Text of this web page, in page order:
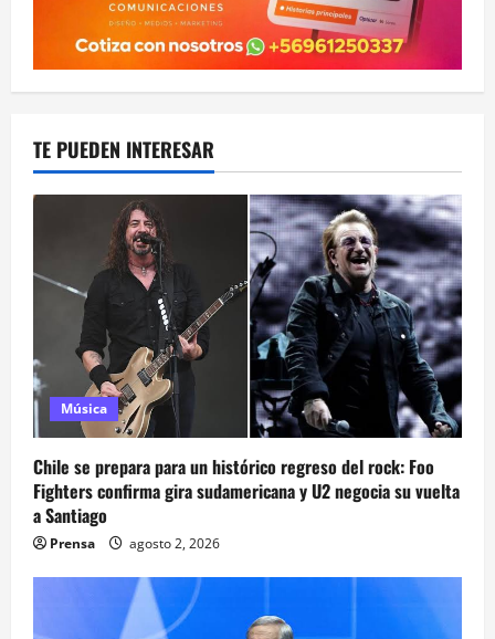
TE PUEDEN INTERESAR
Música
Chile se prepara para un histórico regreso del rock: Foo
Fighters confirma gira sudamericana y U2 negocia su vuelta
a Santiago
Prensa agosto 2, 2026